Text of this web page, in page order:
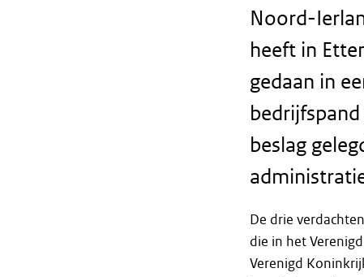
Noord-
heeft in
gedaan in
beslag
De drie
die in het
Verenigd